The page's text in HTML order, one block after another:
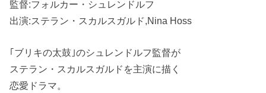
監督:フォルカー・シュレンドルフ
出演:ステラン・スカルスガルド,Nina Hoss
｢ブリキの太鼓｣のシュレンドルフ監督が
ステラン・スカルスガルドを主演に描く
恋愛ドラマ。